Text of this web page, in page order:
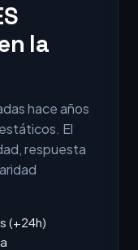
la
hace años
El
respuesta
(+24h)